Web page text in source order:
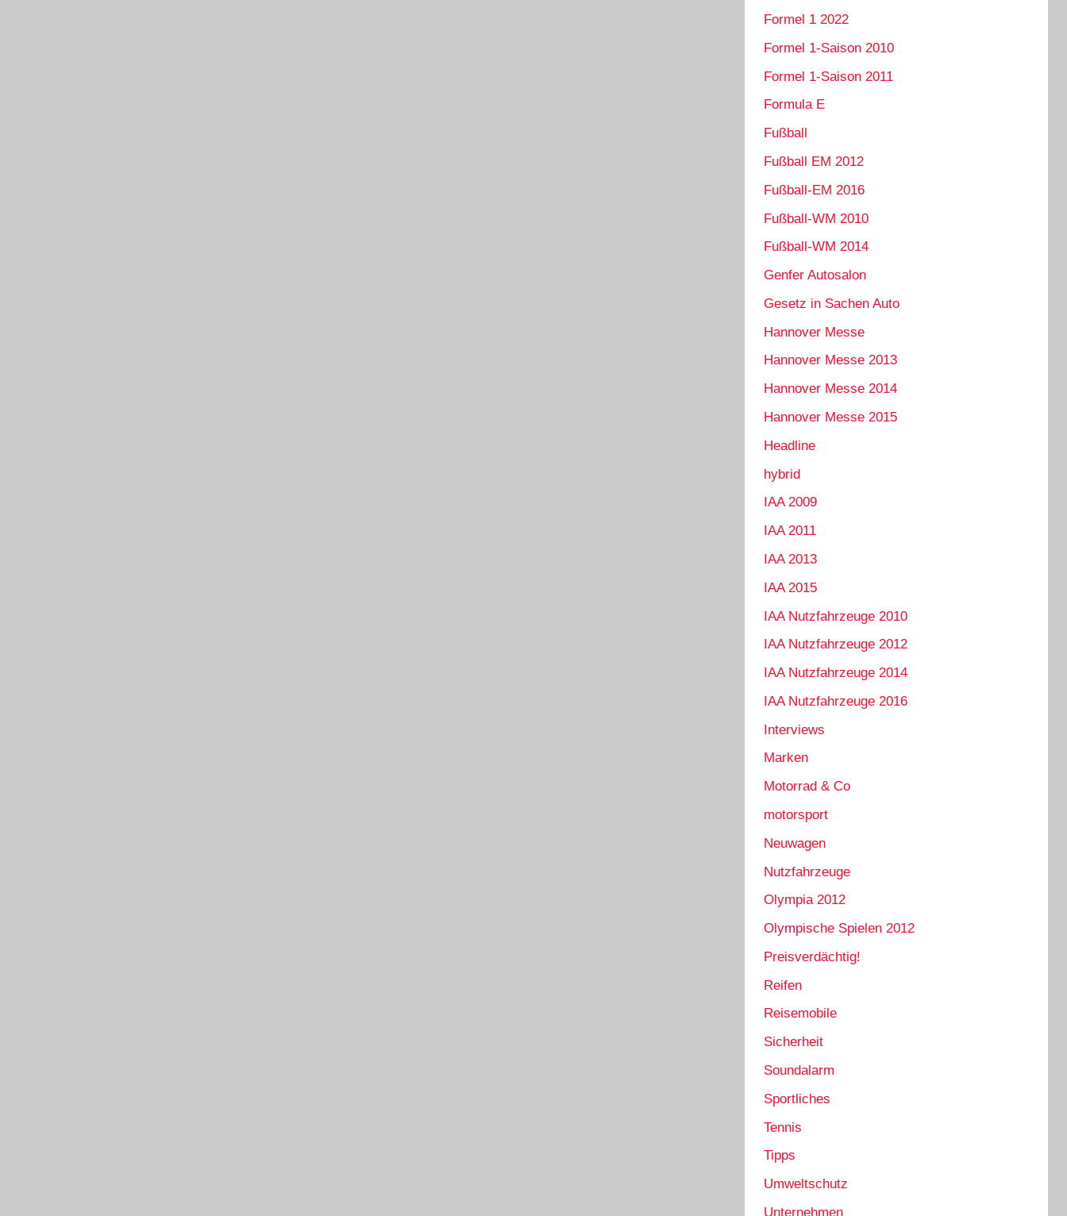
Formel 1 2022
Formel 1-Saison 2010
Formel 1-Saison 2011
Formula E
Fußball
Fußball EM 2012
Fußball-EM 2016
Fußball-WM 2010
Fußball-WM 2014
Genfer Autosalon
Gesetz in Sachen Auto
Hannover Messe
Hannover Messe 2013
Hannover Messe 2014
Hannover Messe 2015
Headline
hybrid
IAA 2009
IAA 2011
IAA 2013
IAA 2015
IAA Nutzfahrzeuge 2010
IAA Nutzfahrzeuge 2012
IAA Nutzfahrzeuge 2014
IAA Nutzfahrzeuge 2016
Interviews
Marken
Motorrad & Co
motorsport
Neuwagen
Nutzfahrzeuge
Olympia 2012
Olympische Spielen 2012
Preisverdächtig!
Reifen
Reisemobile
Sicherheit
Soundalarm
Sportliches
Tennis
Tipps
Umweltschutz
Unternehmen